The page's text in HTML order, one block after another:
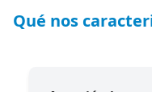
Qué nos